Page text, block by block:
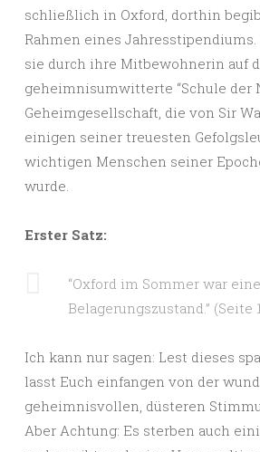
schließlich in Oxford, dorthin
Rahmen eines
sie durch ihre Mitbewohnerin auf
geheimnisumwitterte “Schule der
Geheimgesellschaft, die von Sir
einigen seiner treuesten
wichtigen Menschen seiner
wurde.
Erster Satz:
“Oxford im Sommer war
Belagerungszustand.” (Seite
Ich kann nur sagen: Lest dieses
lasst Euch einfangen von der
geheimnisvollen, düsteren
Aber Achtung: Es sterben auch